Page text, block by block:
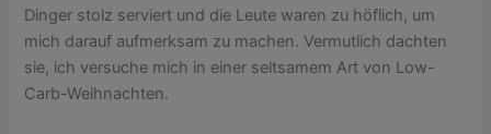
Dinger stolz serviert und die Leute waren zu höflich, um
mich darauf aufmerksam zu machen. Vermutlich dachten
sie, ich versuche mich in einer seltsamem Art von Low-
Carb-Weihnachten.